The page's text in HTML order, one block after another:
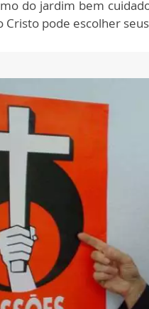
do jardim bem
Cristo pode escolher